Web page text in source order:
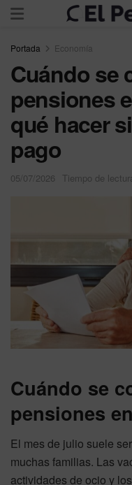
Portada Economía
Cuándo se
pensiones
qué hacer
pago
05/07/2026 Tiempo de
Cuándo se
pensiones
El mes de julio suele
muchas familias. Las
actividades de ocio y